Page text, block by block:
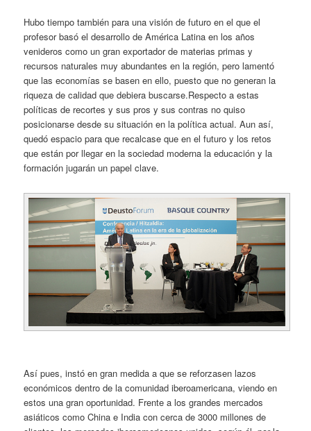
Hubo tiempo también para una visión de futuro en el que el
profesor basó el desarrollo de América Latina en los años
venideros como un gran exportador de materias primas y
recursos naturales muy abundantes en la región, pero lamentó
que las economías se basen en ello, puesto que no generan la
riqueza de calidad que debiera buscarse.Respecto a estas
políticas de recortes y sus pros y sus contras no quiso
posicionarse desde su situación en la política actual. Aun así,
quedó espacio para que recalcase que en el futuro y los retos
que están por llegar en la sociedad moderna la educación y la
formación jugarán un papel clave.
Así pues, instó en gran medida a que se reforzasen lazos
económicos dentro de la comunidad iberoamericana, viendo en
estos una gran oportunidad. Frente a los grandes mercados
asiáticos como China e India con cerca de 3000 millones de